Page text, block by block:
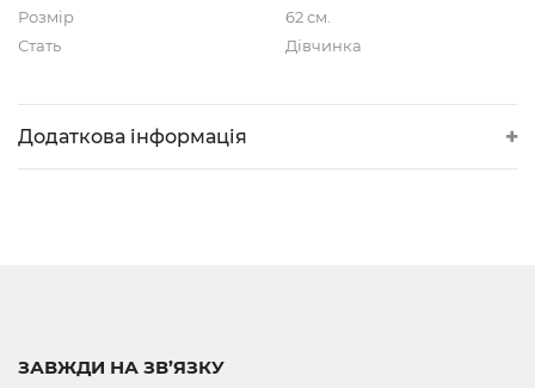
Розмір
62 см.
Стать
Дівчинка
Додаткова інформація
ЗАВЖДИ НА ЗВ’ЯЗКУ